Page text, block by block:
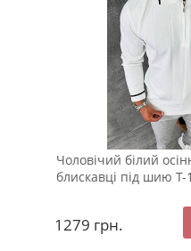
Чоловічий білий
блискавці під шию Т-
1279 грн.